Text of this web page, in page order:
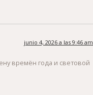
junio 4, 2026 a las 9:46 am
времён года и световой